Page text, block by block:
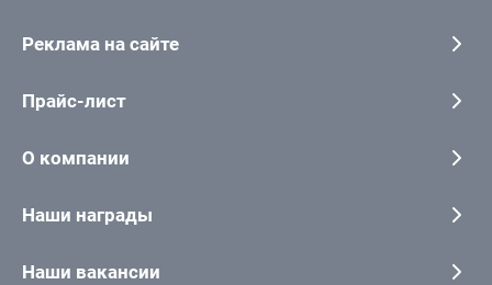
Реклама на сайте
Прайс-лист
О компании
Наши награды
Наши вакансии